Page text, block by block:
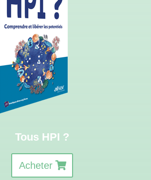
Tous HPI ?
Acheter